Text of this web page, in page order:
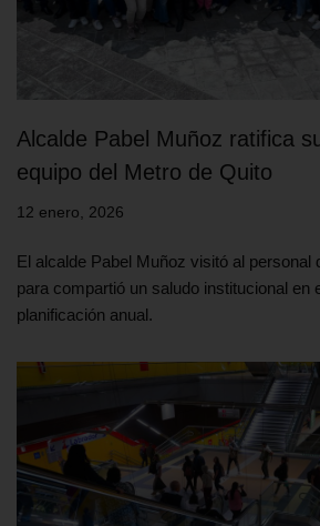
Alcalde Pabel Muñoz ratifica
equipo del Metro de Quito
12 enero, 2026
El alcalde Pabel Muñoz visitó al personal
para compartió un saludo institucional en
planificación anual.